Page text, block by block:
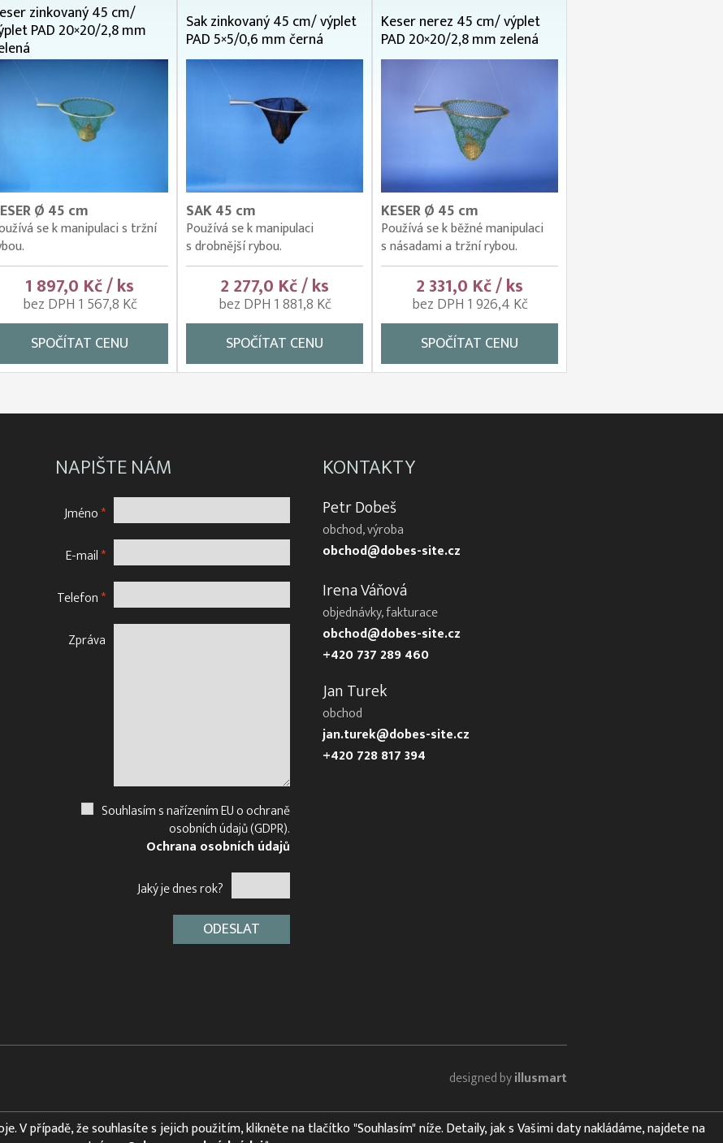
zinkovaný 45 cm/
PAD 20×20/2,8 mm
Ø 45 cm
se k manipulaci s tržní
1 897,0 Kč / ks
bez DPH 1 567,8 Kč
SPOČÍTAT CENU
Sak zinkovaný 45 cm/ výplet
PAD 5×5/0,6 mm černá
SAK 45 cm
Používá se k manipulaci
s drobnější rybou.
2 277,0 Kč / ks
bez DPH 1 881,8 Kč
SPOČÍTAT CENU
Keser nerez 45 cm/ výplet
PAD 20×20/2,8 mm zelená
KESER Ø 45 cm
Používá se k běžné manipulaci
s násadami a tržní rybou.
2 331,0 Kč / ks
bez DPH 1 926,4 Kč
SPOČÍTAT CENU
NAPIŠTE NÁM
Jméno*
E-mail*
Telefon*
Zpráva
Souhlasím s nařízením EU o ochraně
osobních údajů (GDPR).
Ochrana osobních údajů
Jaký je dnes rok?
KONTAKTY
Petr Dobeš
obchod, výroba
obchod@dobes-site.cz
Irena Váňová
objednávky, fakturace
obchod@dobes-site.cz
+420 737 289 460
Jan Turek
obchod
jan.turek@dobes-site.cz
+420 728 817 394
designed byillusmart
V případě, že souhlasíte s jejich použitím, klikněte na tlačítko "Souhlasím" níže. Detaily, jak s Vašimi daty nakládáme, najdete na